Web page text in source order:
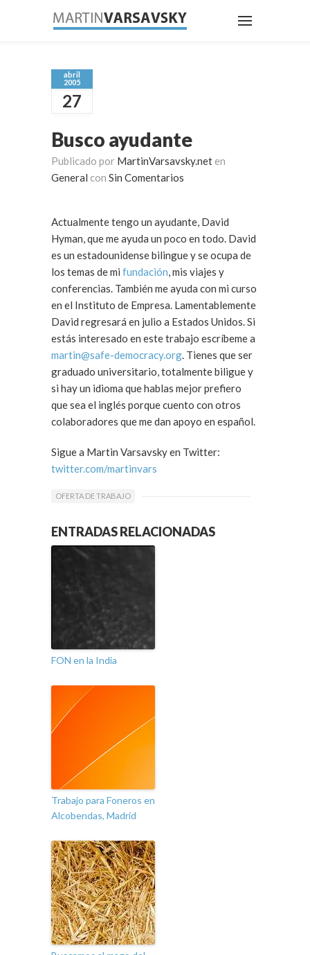
abril
2005
27
Busco ayudante
Publicado por MartinVarsavsky.net en
General con Sin Comentarios
Actualmente tengo un ayudante, David
Hyman, que me ayuda un poco en todo. David
es un estadounidense bilingue y se ocupa de
los temas de mi fundación, mis viajes y
conferencias. También me ayuda con mi curso
en el Instituto de Empresa. Lamentablemente
David regresará en julio a Estados Unidos. Si
estás interesado en este trabajo escríbeme a
martin@safe-democracy.org. Tienes que ser
graduado universitario, totalmente biligue y
si hay un idioma que hablas mejor prefiero
que sea el inglés porque cuento con otros
colaboradores que me dan apoyo en español.
Sigue a Martin Varsavsky en Twitter:
twitter.com/martinvars
OFERTA DE TRABAJO
ENTRADAS RELACIONADAS
FON en la India
Trabajo para Foneros en
Alcobendas, Madrid